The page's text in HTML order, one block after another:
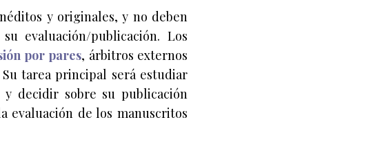
y originales, y no deben
evaluación/publicación. Los
por pares, árbitros externos
tarea principal será estudiar
y decidir sobre su publicación
evaluación de los manuscritos